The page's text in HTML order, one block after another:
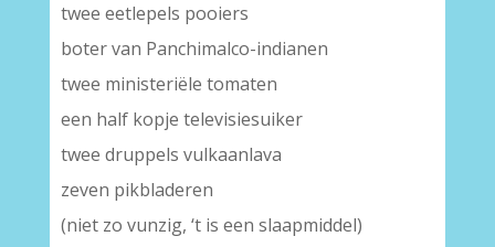
twee eetlepels pooiers
boter van Panchimalco-indianen
twee ministeriële tomaten
een half kopje televisiesuiker
twee druppels vulkaanlava
zeven pikbladeren
(niet zo vunzig, ‘t is een slaapmiddel)